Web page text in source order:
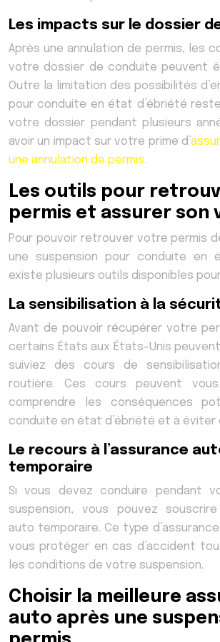
Les impacts sur le dossier
Après une annulation de permis, les
votre dossier de conduite peuvent
Outre la limitation des possibilités
pour conduite en état d’ébriété
votre dossier pendant plusieurs
avoir un impact sur votre prime d’
une annulation de permis.
Les outils pour
permis et assurer son
Pour pouvoir retrouver votre permis
une suspension pour conduite en
existe plusieurs outils disponibles
La sensibilisation à la
Avant de pouvoir récupérer votre
certains États aux États-Unis
suiviez des cours de
routière. Ces cours peuvent
comprendre les conséquences
conduite en état d’ébriété et à éviter
Le recours à l’assurance
temporaire
Si vous devez conduire pendant
suspension, vous pouvez
auto temporaire. Ce type
vous protéger en cas d’accident
les conditions de votre suspension.
Choisir la meilleure
auto après une